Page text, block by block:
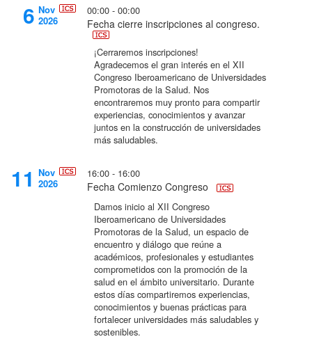
6 Nov
2026
00:00 - 00:00
Fecha cierre inscripciones al congreso.
¡Cerraremos inscripciones!
Agradecemos el gran interés en el XII
Congreso Iberoamericano de Universidades
Promotoras de la Salud. Nos
encontraremos muy pronto para compartir
experiencias, conocimientos y avanzar
juntos en la construcción de universidades
más saludables.
11 Nov
2026
16:00 - 16:00
Fecha Comienzo Congreso
Damos inicio al XII Congreso
Iberoamericano de Universidades
Promotoras de la Salud, un espacio de
encuentro y diálogo que reúne a
académicos, profesionales y estudiantes
comprometidos con la promoción de la
salud en el ámbito universitario. Durante
estos días compartiremos experiencias,
conocimientos y buenas prácticas para
fortalecer universidades más saludables y
sostenibles.